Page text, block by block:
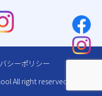
シーポリシー
All right reserved.